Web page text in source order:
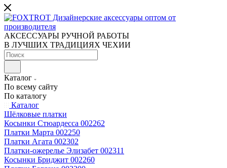
АКСЕССУАРЫ РУЧНОЙ РАБОТЫ
В ЛУЧШИХ ТРАДИЦИЯХ ЧЕХИИ
Каталог
По всему сайту
По каталогу
Каталог
Шёлковые платки
Косынки Стюардесса 002262
Платки Марта 002250
Платки Агата 002302
Платки-ожерелье Элизабет 002311
Косынки Бриджит 002260